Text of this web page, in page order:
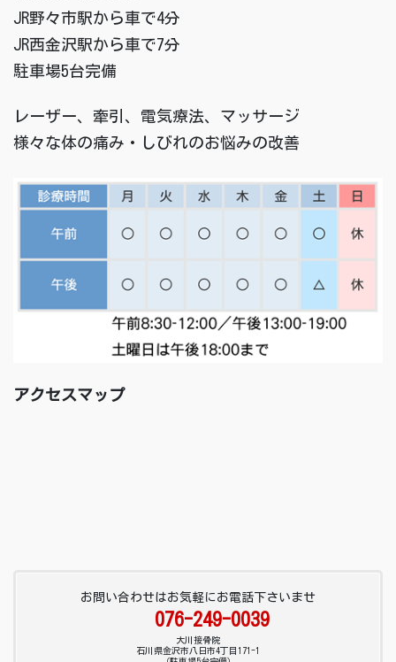
JR野々市駅から車で4分
JR西金沢駅から車で7分
駐車場5台完備
レーザー、牽引、電気療法、マッサージ
様々な体の痛み・しびれのお悩みの改善
アクセスマップ
お問い合わせはお気軽にお電話下さいませ
076-249-0039
大川接骨院
石川県金沢市八日市4丁目171-1